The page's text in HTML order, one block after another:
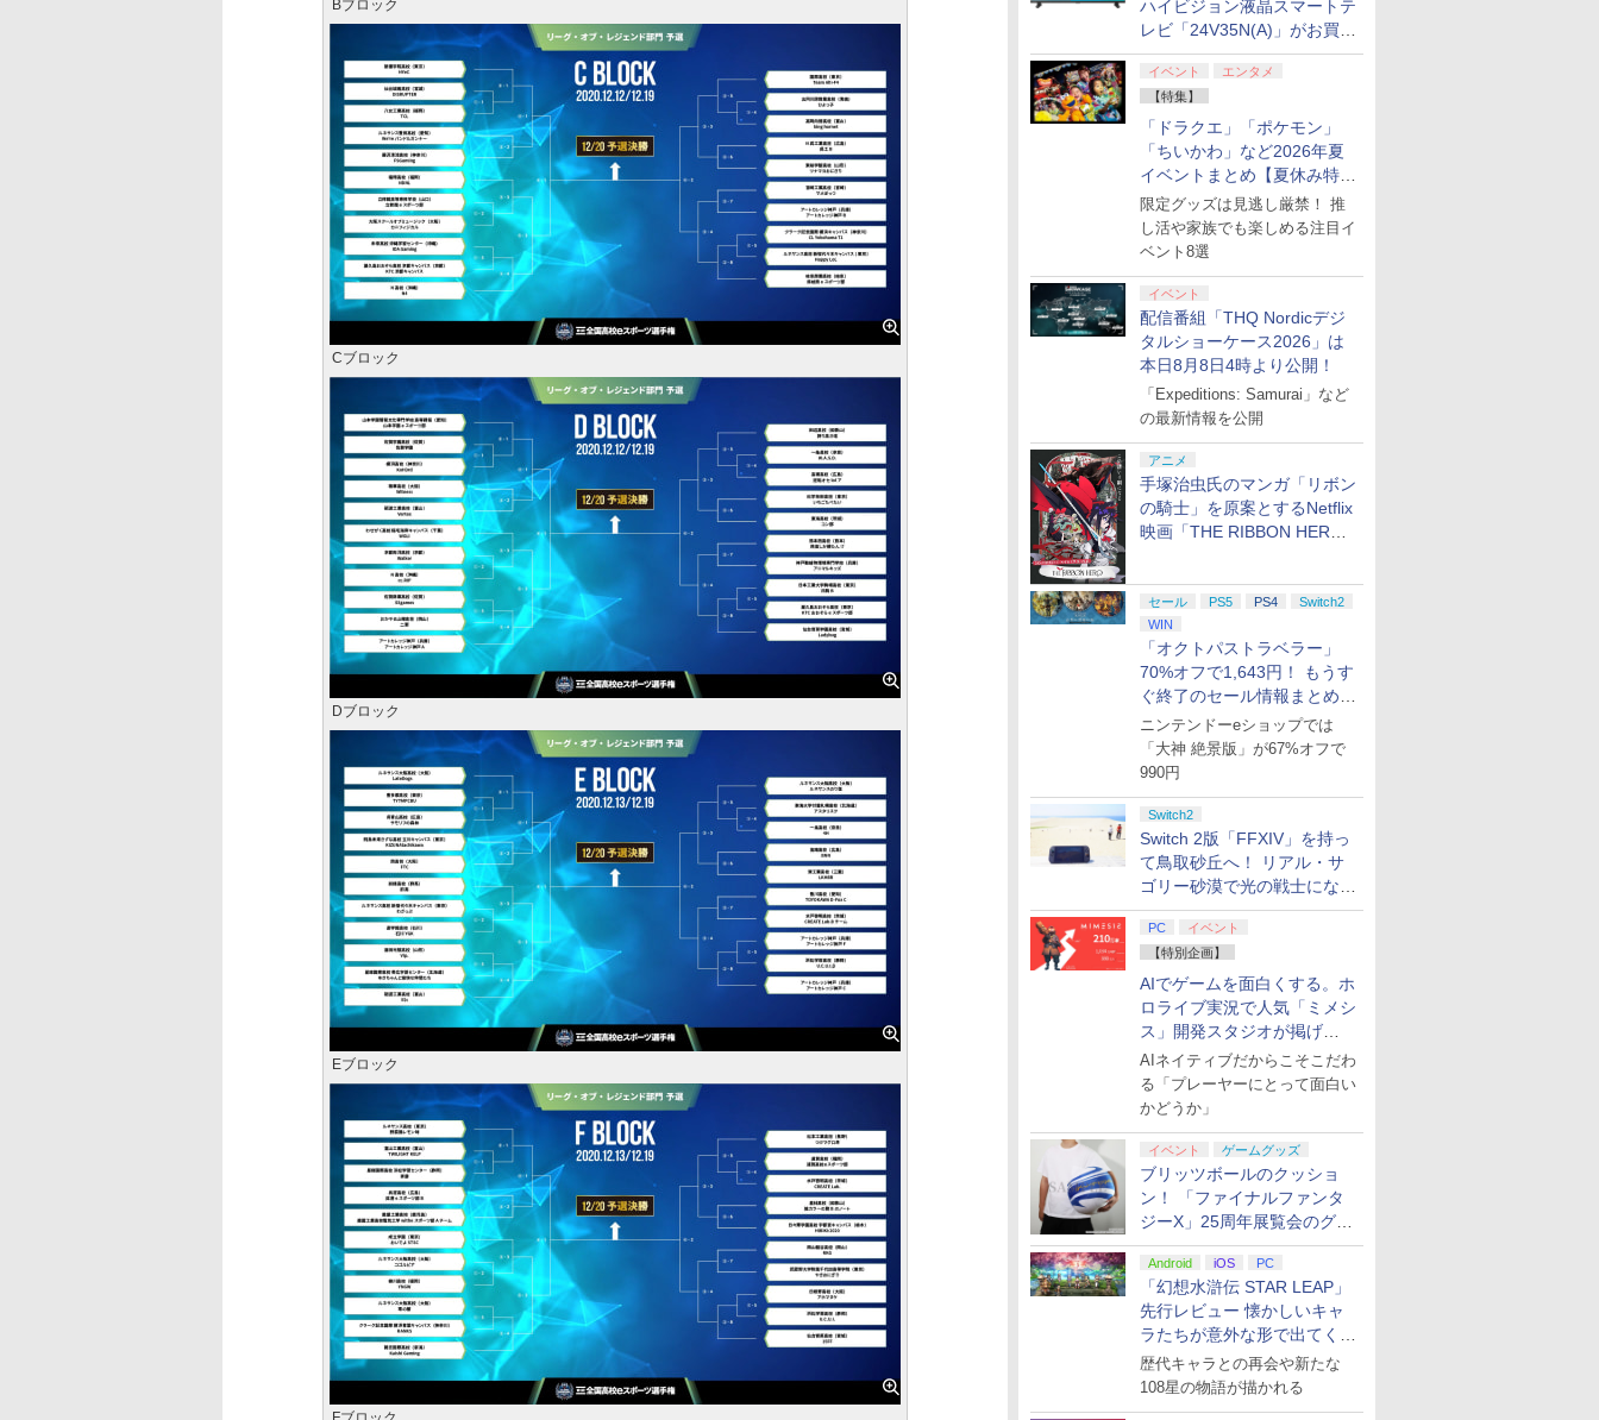
ハイビジョン液晶スマートテ
レビ「24V35N(A)」がお買い
得！
イベント
エンタメ
【特集】
「ドラクエ」「ポケモン」
「ちいかわ」など2026年夏
イベントまとめ【夏休み特
集】
限定グッズは見逃し厳禁！ 推
し活や家族でも楽しめる注目イ
ベント8選
イベント
配信番組「THQ Nordicデジ
タルショーケース2026」は
本日8月8日4時より公開！
「Expeditions: Samurai」など
の最新情報を公開
アニメ
手塚治虫氏のマンガ「リボン
の騎士」を原案とするNetflix
映画「THE RIBBON HERO
セール PS5 PS4
Switch2
WIN
「オクトパストラベラー」
70%オフで1,643円！ もうす
ぐ終了のセール情報まとめ
【8月8日更新】
ニンテンドーeショップでは
「大神 絶景版」が67%オフで
990円
Switch2
Switch 2版「FFXIV」を持っ
て鳥取砂丘へ！ リアル・サ
ゴリー砂漠で光の戦士になっ
てみた
PC
イベント
【特別企画】
AIでゲームを面白くする。ホ
ロライブ実況で人気「ミメシ
ス」開発スタジオが掲げ
る“AI活用の信念”とは？【講
演レポート】
AIネイティブだからこそこだわ
る「プレーヤーにとって面白い
かどうか」
イベント ゲームグッズ
ブリッツボールのクッショ
ン！ 「ファイナルファンタ
ジーX」25周年展覧会のグッ
ズ情報が公開
Android iOS PC
「幻想水滸伝 STAR LEAP」
先行レビュー 懐かしいキャ
ラたちが意外な形で出てくる
シリーズ完全新作！
歴代キャラとの再会や新たな
108星の物語が描かれる
Bブロック
Cブロック
Dブロック
Eブロック